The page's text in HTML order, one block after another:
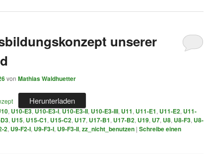
unserer
von Mathias Waldhuetter
Herunterladen
, U10-E3,U10-E3-I,U10-E3-II, U10-E3-III, U11, U11-E1, U11-E2, U11-
, U15, U15-C1, U15-C2, U17, U17-B1, U17-B2, U19, U7, U8, U8-F3, U8-
2, U9-F2-I, U9-F3-I, U9-F3-II, zz_nicht_benutzen | Schreibe einen